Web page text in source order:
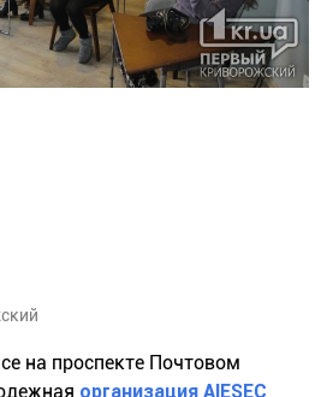
на проспекте Почтовом
организация AIESEC